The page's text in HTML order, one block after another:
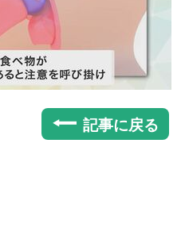
記事に戻る